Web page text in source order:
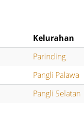
Kelurahan
Parinding
Pangli Palawa
Pangli Selatan